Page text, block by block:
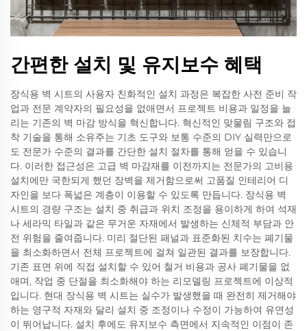
간편한 설치 및 유지보수 혜택
장식용 벽 시트의 사용자 친화적인 설치 과정은 복잡한 사전 준비 작
업과 전문 계약자의 필요성을 없애면서 프로젝트 비용과 일정을 늘
리는 기존의 벽 마감 방식을 혁신합니다. 혁신적인 맞물림 구조와 접
착 기술을 통해 소유주는 기초 도구와 보통 수준의 DIY 실력만으로
도 전문가 수준의 결과를 간단한 설치 절차를 통해 얻을 수 있습니
다. 이러한 접근성은 고급 벽 마감재를 이전까지는 전문가의 고비용
설치에만 국한되게 했던 장벽을 제거함으로써 고품질 인테리어 디
자인을 보다 폭넓은 계층이 이용할 수 있도록 만듭니다. 장식용 벽
시트의 경량 구조는 설치 중 취급과 위치 조정을 용이하게 하여 석재
나 세라믹 타일과 같은 무거운 자재에서 발생하는 신체적 부담과 안
전 위험을 줄여줍니다. 미리 절단된 패널과 표준화된 치수는 폐기물
을 최소화하면서 전체 프로젝트에 걸쳐 일관된 결과를 보장합니다.
기존 표면 위에 직접 설치할 수 있어 철거 비용과 공사 폐기물을 없
애며, 작업 중 단절을 최소화해야 하는 리모델링 프로젝트에 이상적
입니다. 현대 장식용 벽 시트는 실수가 발생했을 때 완전히 제거해야
하는 영구적 자재와 달리 설치 중 조정이나 수정이 가능하여 유연성
이 뛰어납니다. 설치 후에도 유지보수 측면에서 지속적인 이점이 존